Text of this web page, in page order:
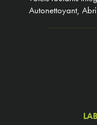
Autonettoyant,